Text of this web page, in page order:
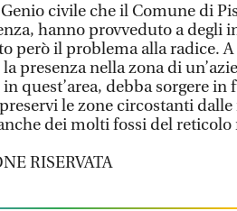
civile che il Comune di
hanno provveduto a degli
però il problema alla radice.
presenza nella zona di
quest’area, debba sorgere in
le zone circostanti
dei molti fossi del
RISERVATA